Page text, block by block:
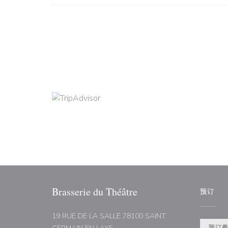
Brasserie du Théâtre
19 RUE DE LA SALLE 78100 SAINT
预订